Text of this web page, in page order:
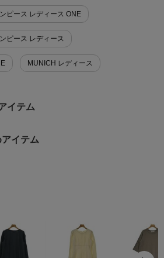
ピース レディース ONE
ピース レディース
MUNICH レディース
イテム
イテム